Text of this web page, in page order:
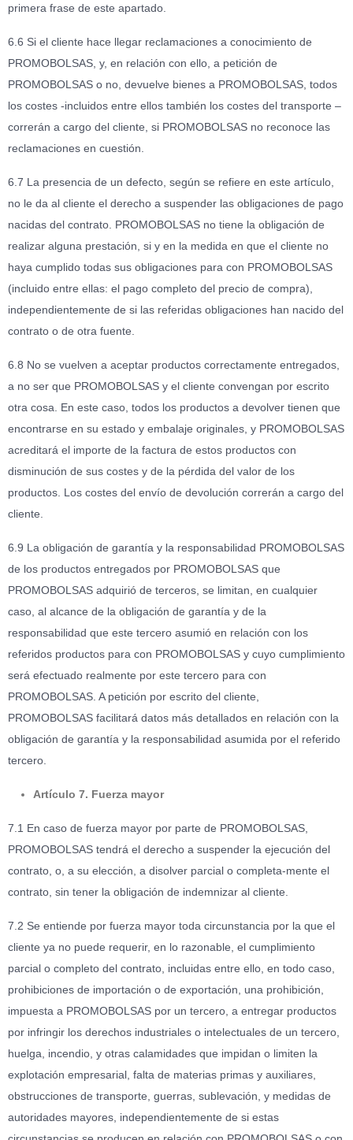
primera frase de este apartado.
6.6 Si el cliente hace llegar reclamaciones a conocimiento de
PROMOBOLSAS, y, en relación con ello, a petición de
PROMOBOLSAS o no, devuelve bienes a PROMOBOLSAS, todos
los costes -incluidos entre ellos también los costes del transporte –
correrán a cargo del cliente, si PROMOBOLSAS no reconoce las
reclamaciones en cuestión.
6.7 La presencia de un defecto, según se refiere en este artículo,
no le da al cliente el derecho a suspender las obligaciones de pago
nacidas del contrato. PROMOBOLSAS no tiene la obligación de
realizar alguna prestación, si y en la medida en que el cliente no
haya cumplido todas sus obligaciones para con PROMOBOLSAS
(incluido entre ellas: el pago completo del precio de compra),
independientemente de si las referidas obligaciones han nacido del
contrato o de otra fuente.
6.8 No se vuelven a aceptar productos correctamente entregados,
a no ser que PROMOBOLSAS y el cliente convengan por escrito
otra cosa. En este caso, todos los productos a devolver tienen que
encontrarse en su estado y embalaje originales, y PROMOBOLSAS
acreditará el importe de la factura de estos productos con
disminución de sus costes y de la pérdida del valor de los
productos. Los costes del envío de devolución correrán a cargo del
cliente.
6.9 La obligación de garantía y la responsabilidad PROMOBOLSAS
de los productos entregados por PROMOBOLSAS que
PROMOBOLSAS adquirió de terceros, se limitan, en cualquier
caso, al alcance de la obligación de garantía y de la
responsabilidad que este tercero asumió en relación con los
referidos productos para con PROMOBOLSAS y cuyo cumplimiento
será efectuado realmente por este tercero para con
PROMOBOLSAS. A petición por escrito del cliente,
PROMOBOLSAS facilitará datos más detallados en relación con la
obligación de garantía y la responsabilidad asumida por el referido
tercero.
Artículo 7. Fuerza mayor
7.1 En caso de fuerza mayor por parte de PROMOBOLSAS,
PROMOBOLSAS tendrá el derecho a suspender la ejecución del
contrato, o, a su elección, a disolver parcial o completa-mente el
contrato, sin tener la obligación de indemnizar al cliente.
7.2 Se entiende por fuerza mayor toda circunstancia por la que el
cliente ya no puede requerir, en lo razonable, el cumplimiento
parcial o completo del contrato, incluidas entre ello, en todo caso,
prohibiciones de importación o de exportación, una prohibición,
impuesta a PROMOBOLSAS por un tercero, a entregar productos
por infringir los derechos industriales o intelectuales de un tercero,
huelga, incendio, y otras calamidades que impidan o limiten la
explotación empresarial, falta de materias primas y auxiliares,
obstrucciones de transporte, guerras, sublevación, y medidas de
autoridades mayores, independientemente de si estas